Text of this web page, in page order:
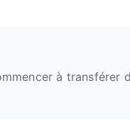
à transférer